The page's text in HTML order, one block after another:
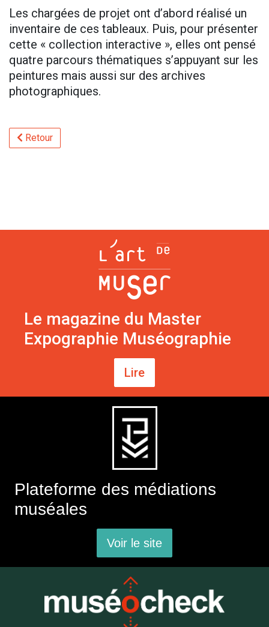
Les chargées de projet ont d’abord réalisé un
inventaire de ces tableaux. Puis, pour présenter
cette « collection interactive », elles ont pensé
quatre parcours thématiques s’appuyant sur les
peintures mais aussi sur des archives
photographiques.
Retour
Le magazine du Master
Expographie Muséographie
Lire
Plateforme des médiations
muséales
Voir le site